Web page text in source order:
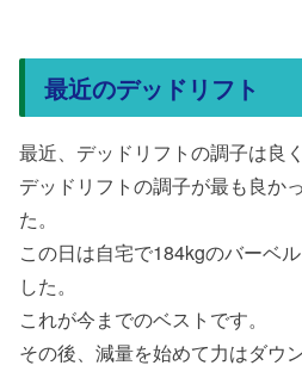
最近のデッドリフト
最近、デッドリフトの調子は良
デッドリフトの調子が最も良か
た。
この日は自宅で184kgのバーベ
した。
これが今までのベストです。
その後、減量を始めて力はダウ